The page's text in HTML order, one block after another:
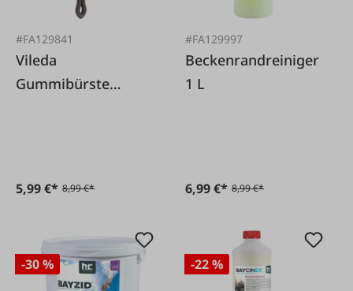
#FA129841
Vileda
Gummibürste
5,99 €* 8,99 €*
#FA129997
Beckenrandreiniger
1 L
6,99 €* 8,99 €*
-30 % -22 %